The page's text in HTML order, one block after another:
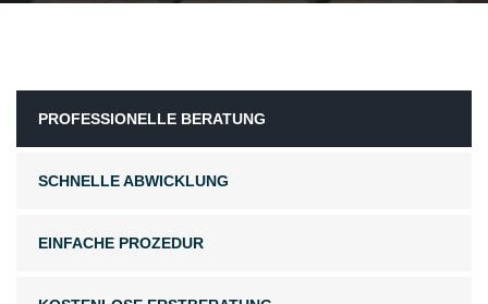
PROFESSIONELLE BERATUNG
SCHNELLE ABWICKLUNG
EINFACHE PROZEDUR